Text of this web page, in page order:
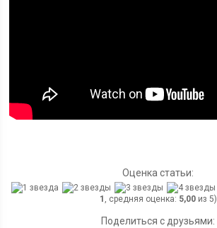
Оценка статьи:
1 , средняя оценка: 5,00из 5)
Поделиться с друзьями: